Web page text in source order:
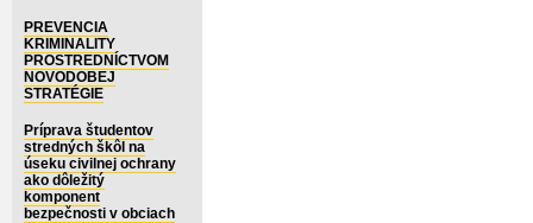
PREVENCIA
KRIMINALITY
PROSTREDNÍCTVOM
NOVODOBEJ
STRATÉGIE
Príprava študentov
stredných škôl na
úseku civilnej ochrany
ako dôležitý
komponent
bezpečnosti v obciach